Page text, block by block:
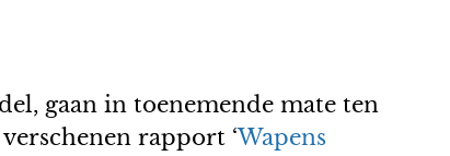
gaan in toenemende mate ten
rapport ‘Wapens